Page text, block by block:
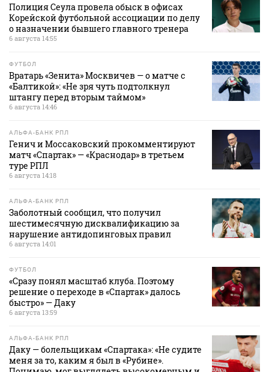
Полиция Сеула провела обыск в офисах
Корейской футбольной ассоциации по делу
о назначении бывшего главного тренера
6 августа 14:55
ФУТБОЛ
Вратарь «Зенита» Москвичев — о матче с
«Балтикой»: «Не зря чуть подтолкнул
штангу перед вторым таймом»
6 августа 14:46
АЛЬФА-БАНК РПЛ
Генич и Моссаковский прокомментируют
матч «Спартак» — «Краснодар» в третьем
туре РПЛ
6 августа 14:18
АЛЬФА-БАНК РПЛ
Заболотный сообщил, что получил
шестимесячную дисквалификацию за
нарушение антидопинговых правил
6 августа 14:01
ФУТБОЛ
«Сразу понял масштаб клуба. Поэтому
решение о переходе в «Спартак» далось
быстро» — Даку
6 августа 13:59
АЛЬФА-БАНК РПЛ
Даку — болельщикам «Спартака»: «Не судите
меня за то, каким я был в «Рубине».